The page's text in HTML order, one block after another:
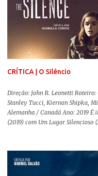
trajetória profunda do reflexo da
humano, capaz de causar
projeção, e por mais um bom
uma obra difícil de ser
abuso, doença mental, bullying
informações molda a mente d...
CRÍTICA | O Silêncio
Direção: John R. Leonetti Roteiro:
Stanley Tucci, Kiernan Shipka,
Alemanha / Canadá Ano: 2019 É
(2019) com Um Lugar Silencioso
reproduzir alguns elementos que
(The Office). Aqui os “monstros”
Terra que estavam presos por